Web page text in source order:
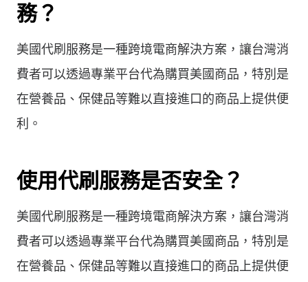
務？
美國代刷服務是一種跨境電商解決方案，讓台灣消
費者可以透過專業平台代為購買美國商品，特別是
在營養品、保健品等難以直接進口的商品上提供便
利。
使用代刷服務是否安全？
美國代刷服務是一種跨境電商解決方案，讓台灣消
費者可以透過專業平台代為購買美國商品，特別是
在營養品、保健品等難以直接進口的商品上提供便